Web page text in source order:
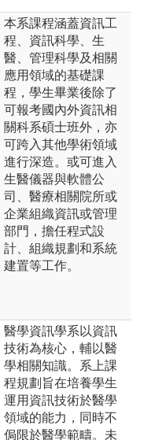
本系課程涵蓋資訊工
程、資訊科學、生
醫、管理科學及相關
應用領域的基礎課
程，學生畢業後除了
可報考國內外資訊相
關科系碩士班外，亦
可跨入其他學術領域
進行深造。或可進入
生醫儀器與軟體公
司、醫療相關院所或
企業組織資訊或管理
部門，擔任程式設
計、組織規劃和系統
建置等工作。
醫學資訊學系以資訊
技術為核心，輔以醫
學相關知識。系上課
程規劃旨在培養學生
運用資訊技術於醫學
領域的能力，同時不
侷限於醫學範疇。未